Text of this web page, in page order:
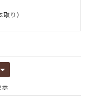
り）
示